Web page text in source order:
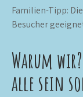
Familien-Tipp:
Besucher
Warum
alle sein